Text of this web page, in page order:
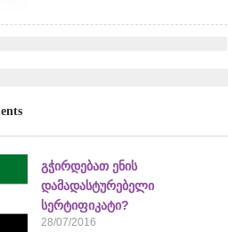
გჭირდებათ ენის
დამადასტურებელი
სერტიფიკატი?
28/07/2016